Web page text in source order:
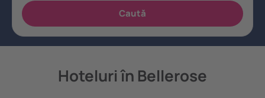
Hoteluri în Bellerose